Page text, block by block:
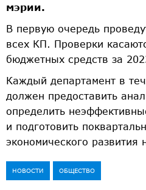
мэрии.
В первую очередь
всех КП. Проверки
бюджетных средств за
Каждый департамент в
должен предоставить
определить
и подготовить
экономического развития
НОВОСТИ ОБЩЕСТВО